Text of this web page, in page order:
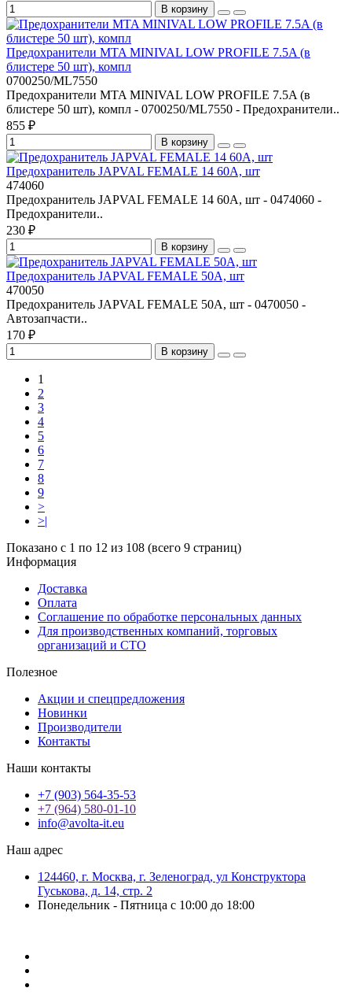
В корзину
Предохранители MTA MINIVAL LOW PROFILE 7.5A (в
блистере 50 шт), компл
0700250/ML7550
Предохранители MTA MINIVAL LOW PROFILE 7.5A (в
блистере 50 шт), компл - 0700250/ML7550 - Предохранители..
855 ₽
В корзину
Предохранитель JAPVAL FEMALE 14 60A, шт
474060
Предохранитель JAPVAL FEMALE 14 60A, шт - 0474060 -
Предохранители..
230 ₽
В корзину
Предохранитель JAPVAL FEMALE 50A, шт
470050
Предохранитель JAPVAL FEMALE 50A, шт - 0470050 -
Автозапчасти..
170 ₽
В корзину
1
2
3
4
5
6
7
8
9
>
>|
Показано с 1 по 12 из 108 (всего 9 страниц)
Информация
Доставка
Оплата
Соглашение по обработке персональных данных
Для производственных компаний, торговых
организаций и СТО
Полезное
Акции и спецпредложения
Новинки
Производители
Контакты
Наши контакты
+7 (903) 564-35-53
+7 (964) 580-01-10
info@avolta-it.eu
Наш адрес
124460, г. Москва, г. Зеленоград, ул Конструктора
Гуськова, д. 14, стр. 2
Понедельник - Пятница с 10:00 до 18:00